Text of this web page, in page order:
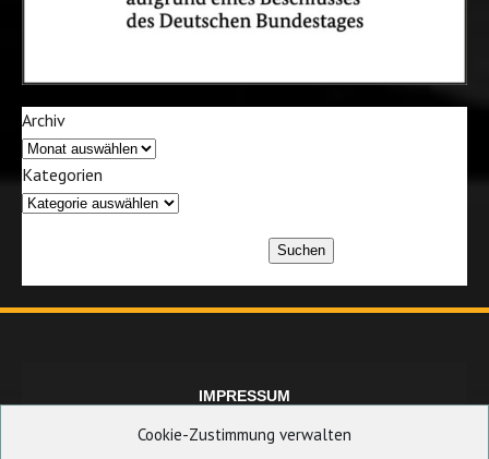
Cookie-Zustimmung verwalten
Archiv
Kategorien
Suchen
IMPRESSUM